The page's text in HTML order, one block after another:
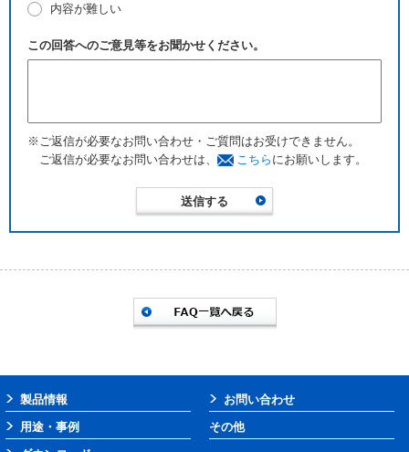
内容が難しい
この回答へのご意見等をお聞かせください。
※ご返信が必要なお問い合わせ・ご質問はお受けできません。
ご返信が必要なお問い合わせは、
こちら にお願いします。
製品情報
用途・事例
お問い合わせ
その他